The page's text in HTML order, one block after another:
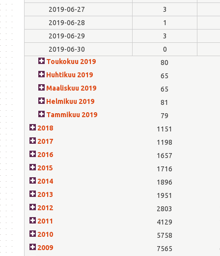
2019-06-27
3
2019-06-28
1
2019-06-29
3
2019-06-30
0
Toukokuu 2019
80
Huhtikuu 2019
65
Maaliskuu 2019
65
Helmikuu 2019
81
Tammikuu 2019
79
2018
1151
2017
1198
2016
1657
2015
1716
2014
1896
2013
1951
2012
2803
2011
4129
2010
5758
2009
7565